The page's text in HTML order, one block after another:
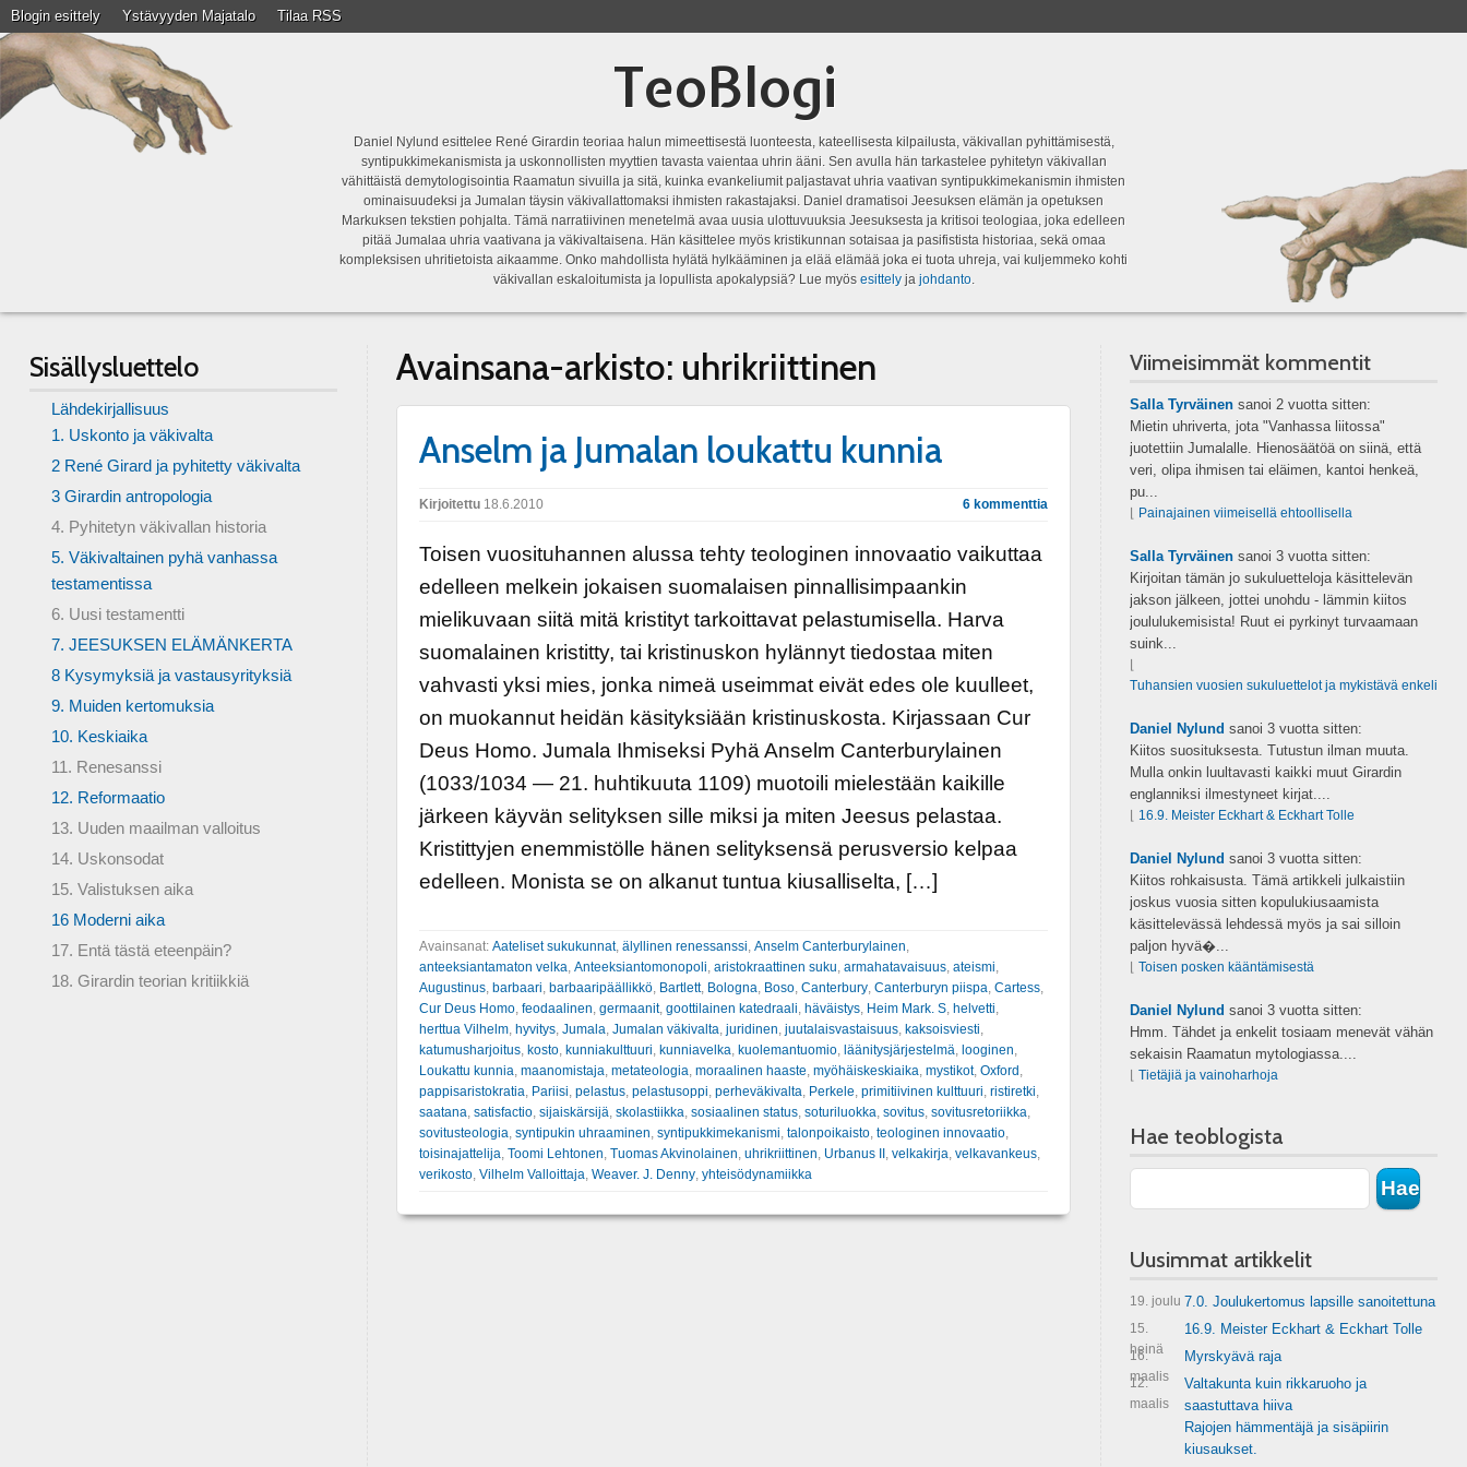
Blogin esittely Ystävyyden Majatalo Tilaa RSS
TeoBlogi
Daniel Nylund esittelee René Girardin teoriaa halun mimeettisestä luonteesta, kateellisesta kilpailusta, väkivallan pyhittämisestä,
syntipukkimekanismista ja uskonnollisten myyttien tavasta vaientaa uhrin ääni. Sen avulla hän tarkastelee pyhitetyn väkivallan
vähittäistä demytologisointia Raamatun sivuilla ja sitä, kuinka evankeliumit paljastavat uhria vaativan syntipukkimekanismin ihmisten
ominaisuudeksi ja Jumalan täysin väkivallattomaksi ihmisten rakastajaksi. Daniel dramatisoi Jeesuksen elämän ja opetuksen
Markuksen tekstien pohjalta. Tämä narratiivinen menetelmä avaa uusia ulottuvuuksia Jeesuksesta ja kritisoi teologiaa, joka edelleen
pitää Jumalaa uhria vaativana ja väkivaltaisena. Hän käsittelee myös kristikunnan sotaisaa ja pasifistista historiaa, sekä omaa
kompleksisen uhritietoista aikaamme. Onko mahdollista hylätä hylkääminen ja elää elämää joka ei tuota uhreja, vai kuljemmeko kohti
väkivallan eskaloitumista ja lopullista apokalypsiä? Lue myös esittelyja johdanto.
Avainsana-arkisto: uhrikriittinen
Anselm ja Jumalan loukattu kunnia
Kirjoitettu18.6.2010 6 kommenttia
Toisen vuosituhannen alussa tehty teologinen innovaatio vaikuttaa
edelleen melkein jokaisen suomalaisen pinnallisimpaankin
mielikuvaan siitä mitä kristityt tarkoittavat pelastumisella. Harva
suomalainen kristitty, tai kristinuskon hylännyt tiedostaa miten
vahvasti yksi mies, jonka nimeä useimmat eivät edes ole kuulleet,
on muokannut heidän käsityksiään kristinuskosta. Kirjassaan Cur
Deus Homo. Jumala Ihmiseksi Pyhä Anselm Canterburylainen
(1033/1034 — 21. huhtikuuta 1109) muotoili mielestään kaikille
järkeen käyvän selityksen sille miksi ja miten Jeesus pelastaa.
Kristittyjen enemmistölle hänen selityksensä perusversio kelpaa
edelleen. Monista se on alkanut tuntua kiusalliselta, […]
Avainsanat: Aateliset sukukunnat, älyllinen renessanssi Anselm Canterburylainen
anteeksiantamaton velka Anteeksiantomonopoli aristokraattinen suku armahatavaisuus, ateismi
Augustinus, barbaari barbaaripäällikkö, Bartlett, Bologna Boso, Canterbury, Canterburyn piispa Cartess,
Cur Deus Homo, feodaalinen germaanit, goottilainen katedraali häväistys, Heim Mark. S, helvetti
herttua Vilhelm, hyvitys, Jumala Jumalan väkivalta juridinen juutalaisvastaisuus, kaksoisviesti
katumusharjoitus, kosto, kunniakulttuuri kunniavelka kuolemantuomio, läänitysjärjestelmä looginen
Loukattu kunnia maanomistaja metateologia moraalinen haaste myöhäiskeskiaika mystikot, Oxford
pappisaristokratia Pariisi pelastus, pelastusoppi perheväkivalta Perkele primitiivinen kulttuuri ristiretki
saatana satisfactio, sijaiskärsijä skolastiikka sosiaalinen status, soturiluokka sovitus, sovitusretoriikka
sovitusteologia syntipukin uhraaminen syntipukkimekanismi talonpoikaisto, teologinen innovaatio,
toisinajattelija Toomi Lehtonen Tuomas Akvinolainen uhrikriittinen Urbanus II, velkakirja velkavankeus,
verikosto, Vilhelm Valloittaja Weaver. J. Denny, yhteisödynamiikka
Sisällysluettelo
Lähdekirjallisuus
1. Uskonto ja väkivalta
2 René Girard ja pyhitetty väkivalta
3 Girardin antropologia
4. Pyhitetyn väkivallan historia
5. Väkivaltainen pyhä vanhassa
testamentissa
6. Uusi testamentti
7. JEESUKSEN ELÄMÄNKERTA
8 Kysymyksiä ja vastausyrityksiä
9. Muiden kertomuksia
10. Keskiaika
11. Renesanssi
12. Reformaatio
13. Uuden maailman valloitus
14. Uskonsodat
15. Valistuksen aika
16 Moderni aika
17. Entä tästä eteenpäin?
18. Girardin teorian kritiikkiä
Viimeisimmät kommentit
Salla Tyrväinensanoi 2 vuotta sitten:
Mietin uhriverta, jota "Vanhassa liitossa"
juotettiin Jumalalle. Hienosäätöä on siinä, että
veri, olipa ihmisen tai eläimen, kantoi henkeä,
pu...
Painajainen viimeisellä ehtoollisella
Salla Tyrväinensanoi 3 vuotta sitten:
Kirjoitan tämän jo sukuluetteloja käsittelevän
jakson jälkeen, jottei unohdu - lämmin kiitos
joululukemisista! Ruut ei pyrkinyt turvaamaan
suink...
Tuhansien vuosien sukuluettelot ja mykistävä enkeli
Daniel Nylund sanoi 3 vuotta sitten:
Kiitos suosituksesta. Tutustun ilman muuta.
Mulla onkin luultavasti kaikki muut Girardin
englanniksi ilmestyneet kirjat....
16.9. Meister Eckhart & Eckhart Tolle
Daniel Nylund sanoi 3 vuotta sitten:
Kiitos rohkaisusta. Tämä artikkeli julkaistiin
joskus vuosia sitten kopulukiusaamista
käsittelevässä lehdessä myös ja sai silloin
paljon hyvä�...
Toisen posken kääntämisestä
Daniel Nylund sanoi 3 vuotta sitten:
Hmm. Tähdet ja enkelit tosiaam menevät vähän
sekaisin Raamatun mytologiassa....
Tietäjiä ja vainoharhoja
Hae teoblogista
Uusimmat artikkelit
19. joulu 7.0. Joulukertomus lapsille sanoitettuna
15.
heinä
16.9. Meister Eckhart & Eckhart Tolle
16.
maalis
Myrskyävä raja
12.
maalis
Valtakunta kuin rikkaruoho ja
saastuttava hiiva
Rajojen hämmentäjä ja sisäpiirin
kiusaukset.